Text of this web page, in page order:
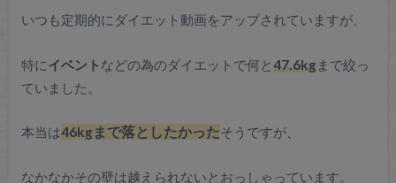
いつも定期的にダイエット動画をアップされていますが、
特にイベント などの為のダイエットで何と47.6kgまで絞っ
ていました。
本当は46kgまで落としたかったそうですが、
なかなかその壁は越えられないとおっしゃっています。